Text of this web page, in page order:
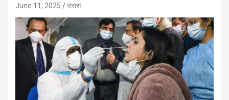
June 11, 2025 रासस